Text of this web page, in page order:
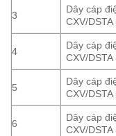
3
Dây cáp
CXV/DSTA
4
Dây cáp
CXV/DSTA
5
Dây cáp
CXV/DSTA
6
Dây cáp
CXV/DSTA